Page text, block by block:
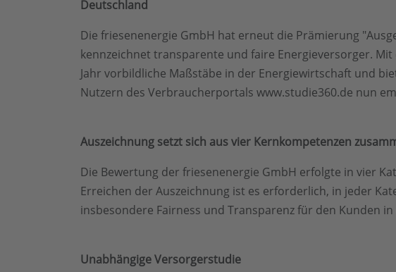
Deutschland
Die friesenenergie GmbH hat erneut die Prämierung
kennzeichnet transparente und faire Energieversorger.
Jahr vorbildliche Maßstäbe in der Energiewirtschaft und
Nutzern des Verbraucherportals www.studie360.de nun
Auszeichnung setzt sich aus vier Kernkompetenzen
Die Bewertung der friesenenergie GmbH erfolgte in vier
Erreichen der Auszeichnung ist es erforderlich, in jeder
insbesondere Fairness und Transparenz für den Kunden
Unabhängige Versorgerstudie